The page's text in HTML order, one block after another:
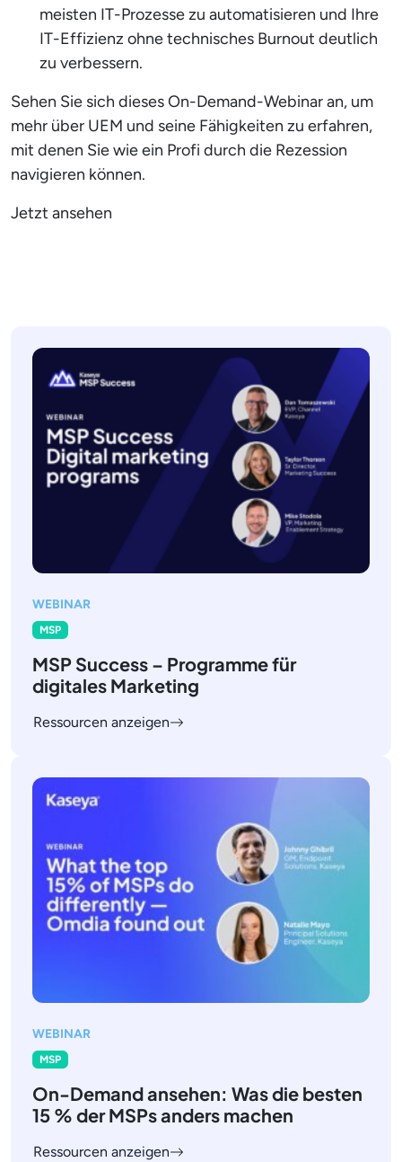
meisten IT-Prozesse zu automatisieren und Ihre
IT-Effizienz ohne technisches Burnout deutlich
zu verbessern.
Sehen Sie sich dieses On-Demand-Webinar an, um
mehr über UEM und seine Fähigkeiten zu erfahren,
mit denen Sie wie ein Profi durch die Rezession
navigieren können.
Jetzt ansehen
WEBINAR
MSP
MSP Success – Programme für
digitales Marketing
Ressourcen anzeigen
WEBINAR
MSP
On-Demand ansehen: Was die besten
15 % der MSPs anders machen
Ressourcen anzeigen